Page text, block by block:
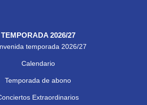
TEMPORADA 2026/27
temporada 2026/27
Calendario
Temporada de abono
Extraordinarios